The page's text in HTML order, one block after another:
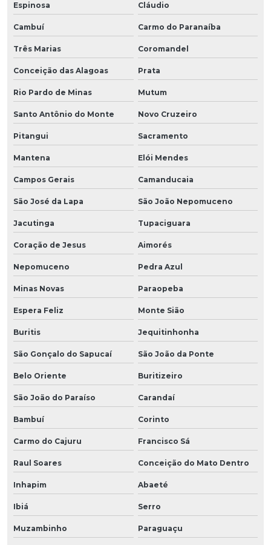
Espinosa Cláudio
Cambuí Carmo do Paranaíba
Três Marias Coromandel
Conceição das Alagoas Prata
Rio Pardo de Minas Mutum
Santo Antônio do Monte Novo Cruzeiro
Pitangui Sacramento
Mantena Elói Mendes
Campos Gerais Camanducaia
São José da Lapa São João Nepomuceno
Jacutinga Tupaciguara
Coração de Jesus Aimorés
Nepomuceno Pedra Azul
Minas Novas Paraopeba
Espera Feliz Monte Sião
Buritis Jequitinhonha
São Gonçalo do Sapucaí São João da Ponte
Belo Oriente Buritizeiro
São João do Paraíso Carandaí
Bambuí Corinto
Carmo do Cajuru Francisco Sá
Raul Soares Conceição do Mato Dentro
Inhapim Abaeté
Ibiá Serro
Muzambinho Paraguaçu